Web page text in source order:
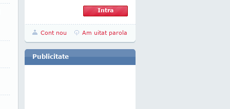
Cont nou Am uitat parola
Publicitate